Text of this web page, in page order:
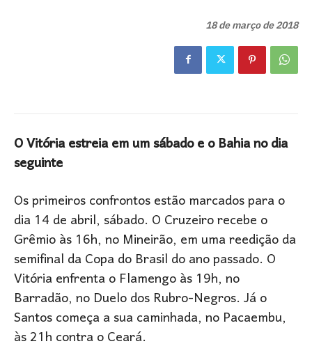
18 de março de 2018
O Vitória estreia em um sábado e o Bahia no dia
seguinte
Os primeiros confrontos estão marcados para o
dia 14 de abril, sábado. O Cruzeiro recebe o
Grêmio às 16h, no Mineirão, em uma reedição da
semifinal da Copa do Brasil do ano passado. O
Vitória enfrenta o Flamengo às 19h, no
Barradão, no Duelo dos Rubro-Negros. Já o
Santos começa a sua caminhada, no Pacaembu,
às 21h contra o Ceará.